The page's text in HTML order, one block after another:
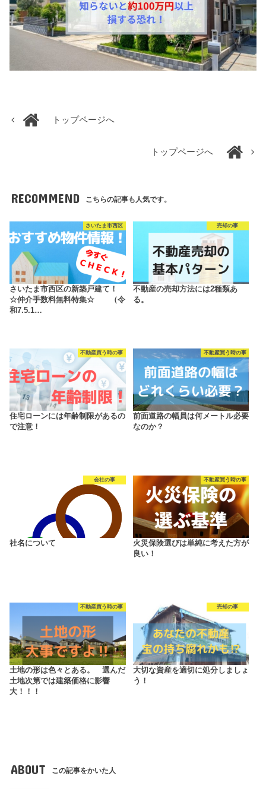
トップページへ
トップページへ
RECOMMEND こちらの記事も人気です。
さいたま市西区
さいたま市西区の新築戸建て！
☆仲介手数料無料特集☆ （令
和7.5.1…
売却の事
不動産の売却方法には2種類あ
る。
不動産買う時の事
住宅ローンには年齢制限があるの
で注意！
不動産買う時の事
前面道路の幅員は何メートル必要
なのか？
会社の事
社名について
不動産買う時の事
火災保険選びは単純に考えた方が
良い！
不動産買う時の事
土地の形は色々とある。 選んだ
土地次第では建築価格に影響
大！！！
売却の事
大切な資産を適切に処分しましょ
う！
ABOUT この記事をかいた人